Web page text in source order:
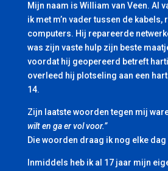
Mijn naam is William van Veen. Al
ik met m’n vader tussen de kabels,
computers. Hij repareerde
was zijn vaste hulp zijn beste
voordat hij geopereerd betreft
overleed hij plotseling aan een
14.
Zijn laatste woorden tegen mij
wilt en ga er vol voor.”
Die woorden draag ik nog elke dag
Inmiddels heb ik al 17 jaar mijn